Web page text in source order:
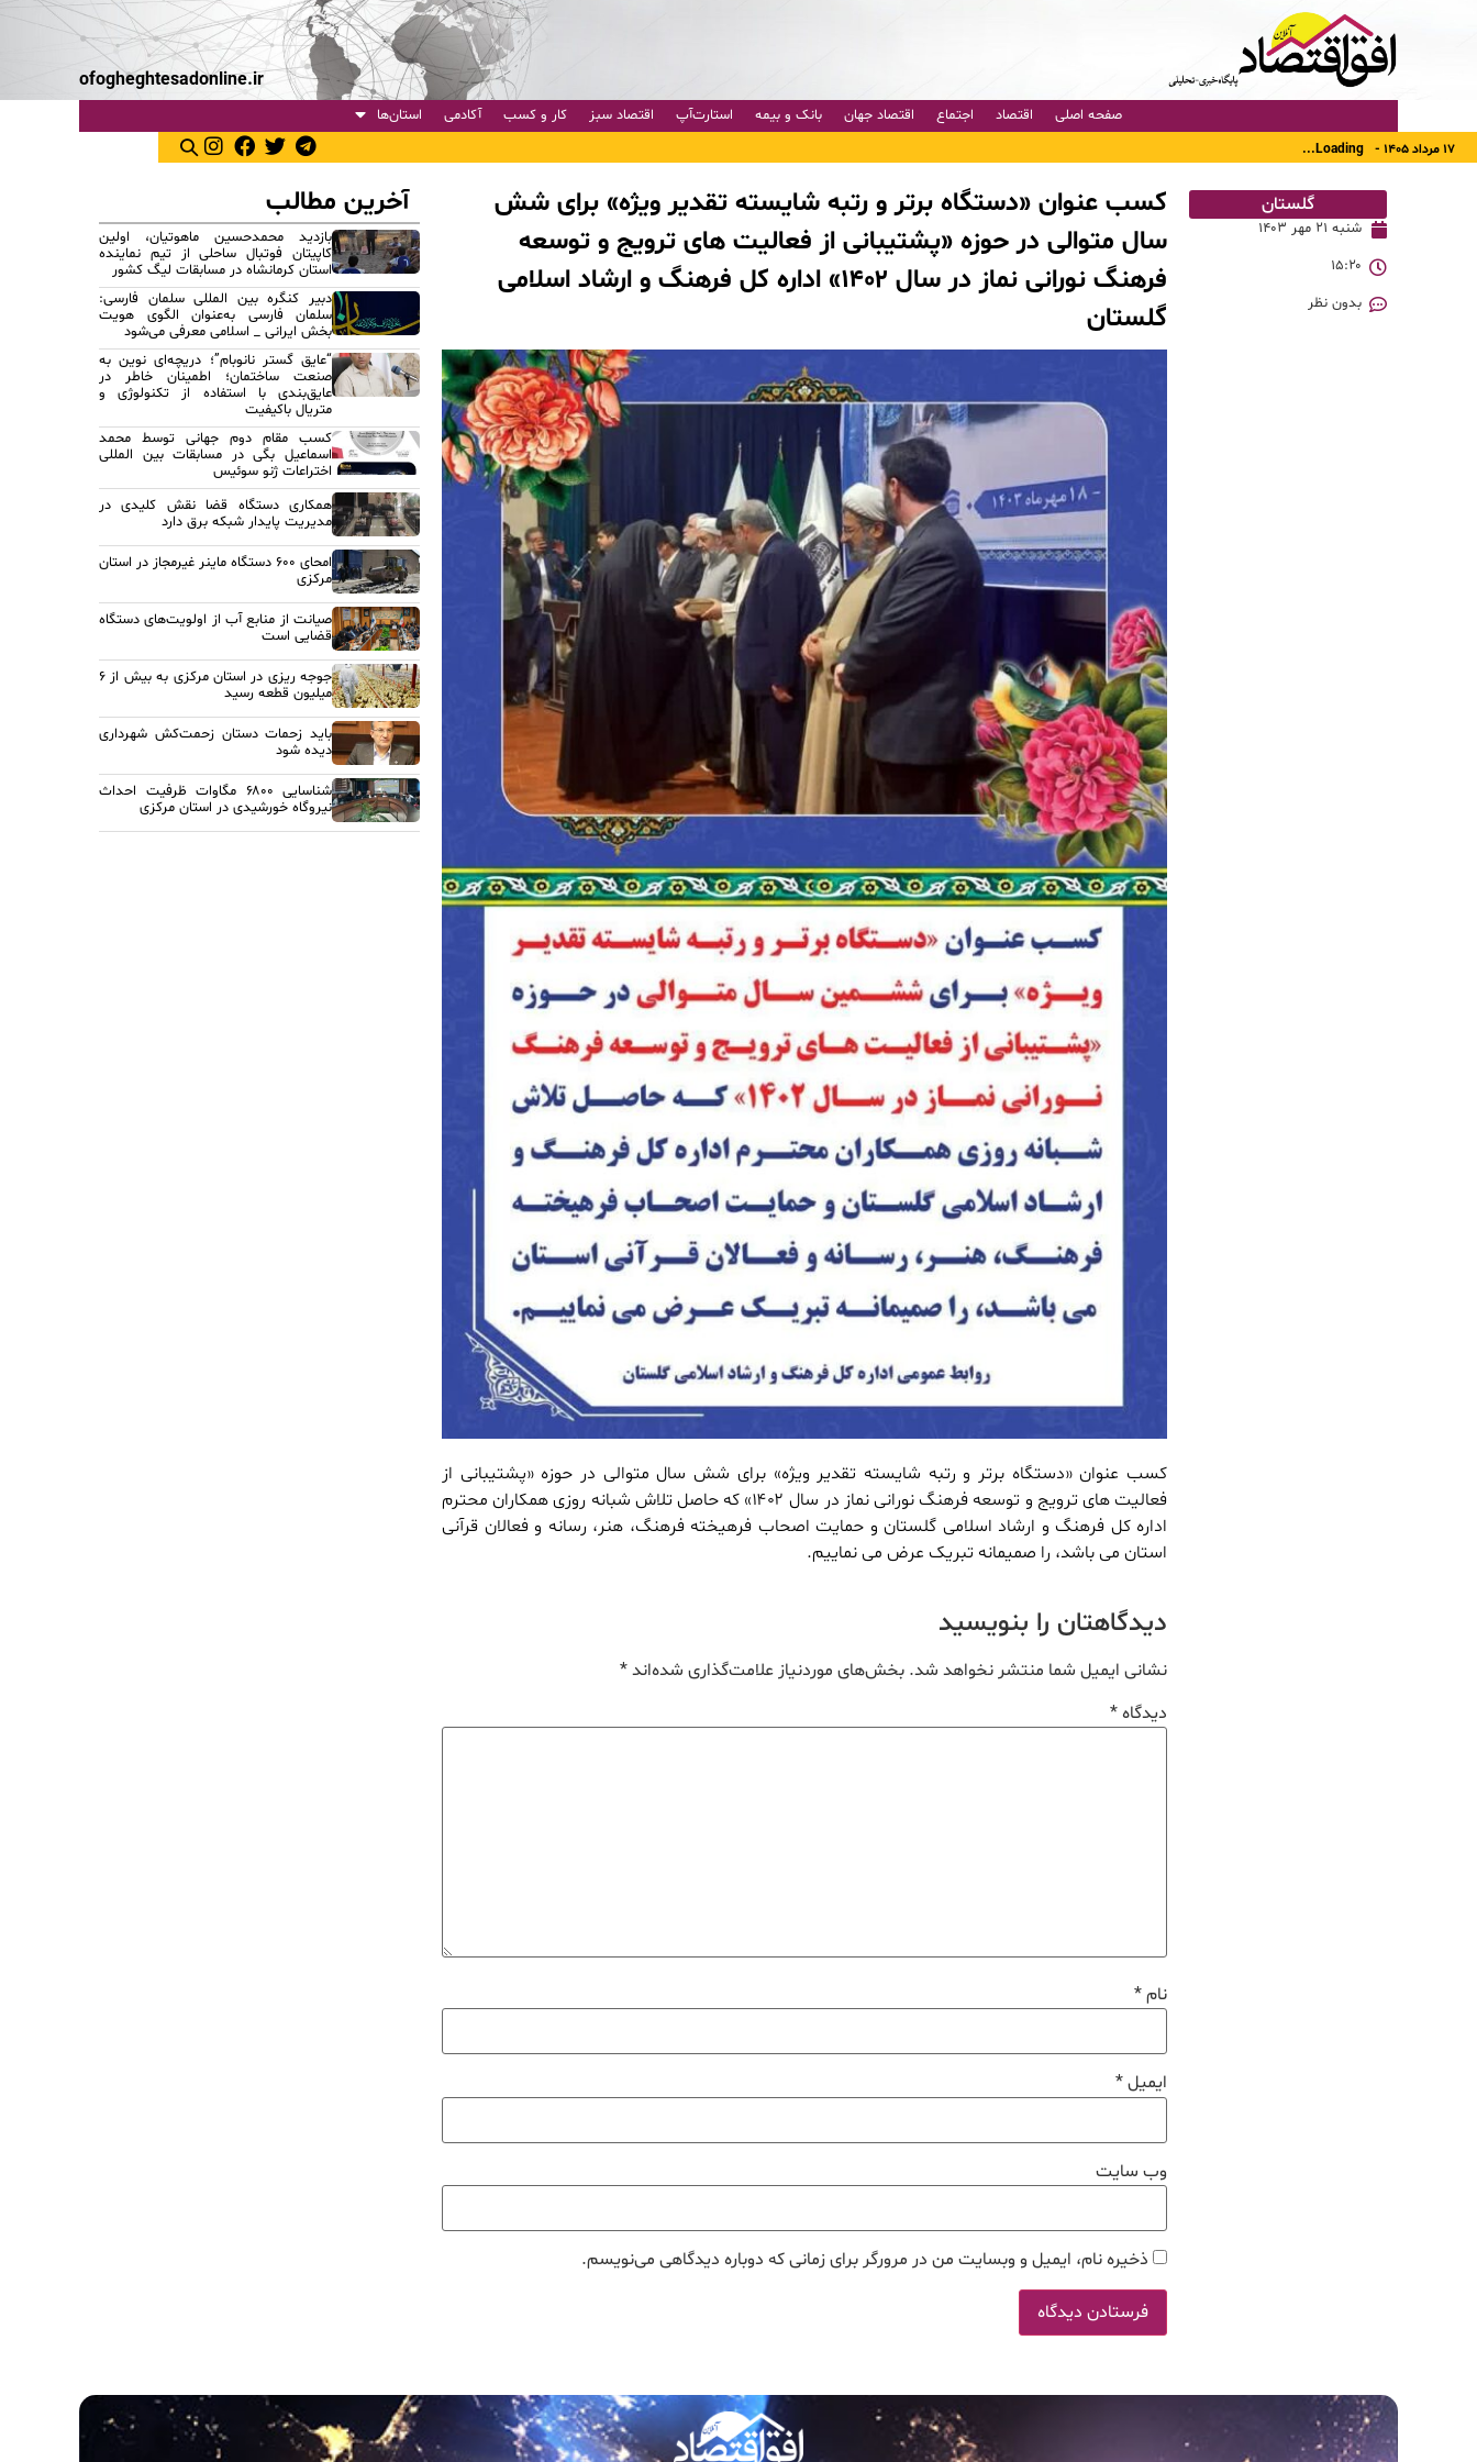
ofogheghtesadonline.ir
صفحه اصلی اقتصاد اجتماع اقتصاد جهان بانک و بیمه استارت‌آپ اقتصاد سبز کار و کسب آکادمی استان‌ها
۱۷ مرداد ۱۴۰۵ - Loading...
گلستان
شنبه ۲۱ مهر ۱۴۰۳
۱۵:۲۰
بدون نظر
کسب عنوان «دستگاه برتر و رتبه شایسته تقدیر ویژه» برای شش
سال متوالی در حوزه «پشتیبانی از فعالیت های ترویج و توسعه
فرهنگ نورانی نماز در سال ۱۴۰۲» اداره کل فرهنگ و ارشاد اسلامی
گلستان
کسب عنوان «دستگاه برتر و رتبه شایسته تقدیر ویژه» برای شش سال متوالی در حوزه «پشتیبانی از
فعالیت های ترویج و توسعه فرهنگ نورانی نماز در سال ۱۴۰۲» که حاصل تلاش شبانه روزی همکاران محترم
اداره کل فرهنگ و ارشاد اسلامی گلستان و حمایت اصحاب فرهیخته فرهنگ، هنر، رسانه و فعالان قرآنی
استان می باشد، را صمیمانه تبریک عرض می نماییم.
دیدگاهتان را بنویسید
نشانی ایمیل شما منتشر نخواهد شد. بخش‌های موردنیاز علامت‌گذاری شده‌اند*
دیدگاه*
نام*
ایمیل*
وب‌ سایت
ذخیره نام، ایمیل و وبسایت من در مرورگر برای زمانی که دوباره دیدگاهی می‌نویسم.
آخرین مطالب
بازدید محمدحسین ماهوتیان، اولین
کاپیتان فوتبال ساحلی از تیم نماینده
استان کرمانشاه در مسابقات لیگ کشور
دبیر کنگره بین المللی سلمان فارسی:
سلمان فارسی به‌عنوان الگوی هویت
بخش ایرانی _ اسلامی معرفی می‌شود
“عایق گستر نانوبام”؛ دریچه‌ای نوین به
صنعت ساختمان؛ اطمینان خاطر در
عایق‌بندی با استفاده از تکنولوژی و
متریال باکیفیت
کسب مقام دوم جهانی توسط محمد
اسماعیل بگی در مسابقات بین المللی
اختراعات ژنو سوئیس
همکاری دستگاه قضا نقش کلیدی در
مدیریت پایدار شبکه برق دارد
امحای ۶۰۰ دستگاه ماینر غیرمجاز در استان
مرکزی
صیانت از منابع آب از اولویت‌های دستگاه
قضایی است
جوجه ریزی در استان مرکزی به بیش از ۶
میلیون قطعه رسید
باید زحمات دستان زحمت‌کش شهرداری
دیده شود
شناسایی ۶۸۰۰ مگاوات ظرفیت احداث
نیروگاه خورشیدی در استان مرکزی